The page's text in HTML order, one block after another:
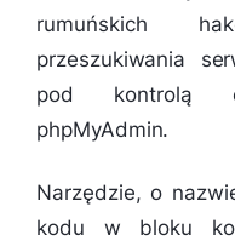
rumuńskich
przeszukiwania
pod kontrolą
phpMyAdmin.
Narzędzie, o
kodu w bloku